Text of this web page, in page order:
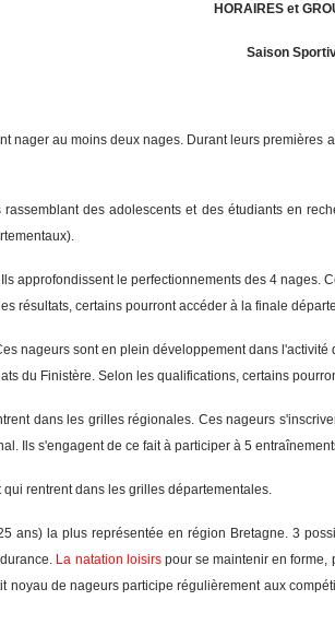
HORAIRES et
Saison
nager au moins deux nages. Durant leurs
rassemblant des adolescents et des étudiants en
approfondissent le perfectionnements des 4
résultats, certains pourront accéder à la finale
nageurs sont en plein développement dans
du Finistère. Selon les qualifications, certains
dans les grilles régionales. Ces nageurs
Ils s'engagent de ce fait à participer à 5
rentrent dans les grilles départementales.
ans) la plus représentée en région Bretagne. 3
La natation loisirspour se maintenir en forme,
noyau de nageurs participe régulièrement aux